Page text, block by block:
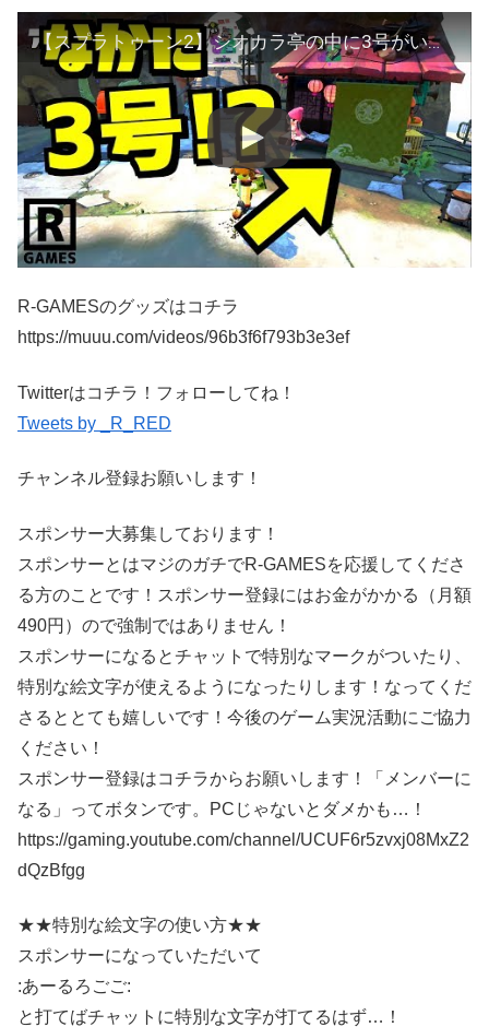
【スプラトゥーン2】シオカラ亭の中に3号がいるかも!?いくつかの証拠があった!?【うわさちょーさだん】
R-GAMESのグッズはコチラ
https://muuu.com/videos/96b3f6f793b3e3ef
Twitterはコチラ！フォローしてね！
Tweets by _R_RED
チャンネル登録お願いします！
スポンサー大募集しております！
スポンサーとはマジのガチでR-GAMESを応援してくださ
る方のことです！スポンサー登録にはお金がかかる（月額
490円）ので強制ではありません！
スポンサーになるとチャットで特別なマークがついたり、
特別な絵文字が使えるようになったりします！なってくだ
さるととても嬉しいです！今後のゲーム実況活動にご協力
ください！
スポンサー登録はコチラからお願いします！「メンバーに
なる」ってボタンです。PCじゃないとダメかも…！
https://gaming.youtube.com/channel/UCUF6r5zvxj08MxZ2
dQzBfgg
★★特別な絵文字の使い方★★
スポンサーになっていただいて
:あーるろごご:
と打てばチャットに特別な文字が打てるはず…！